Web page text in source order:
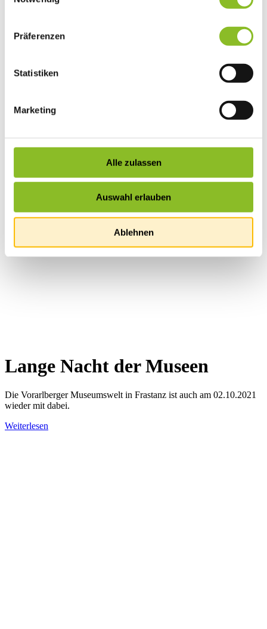
Präferenzen
Statistiken
Marketing
Alle zulassen
Auswahl erlauben
Ablehnen
Lange Nacht der Museen
Die Vorarlberger Museumswelt in Frastanz ist auch am 02.10.2021
wieder mit dabei.
Weiterlesen